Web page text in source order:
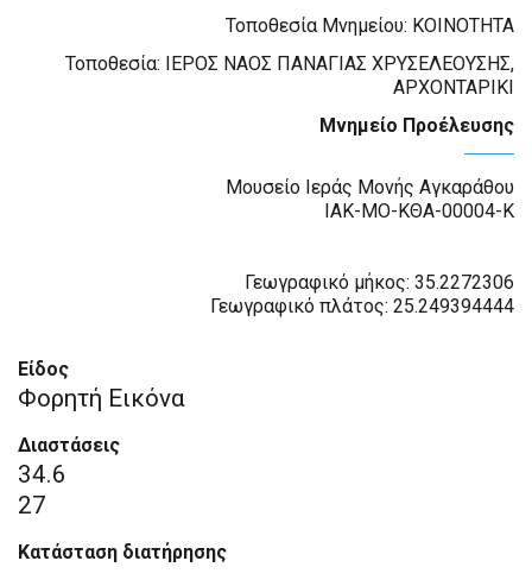
Τοποθεσία Μνημείου: ΚΟΙΝΟΤΗΤΑ
Τοποθεσία: ΙΕΡΟΣ ΝΑΟΣ ΠΑΝΑΓΙΑΣ ΧΡΥΣΕΛΕΟΥΣHΣ,
ΑΡΧΟΝΤΑΡΙΚΙ
Μνημείο Προέλευσης
Μουσείο Ιεράς Μονής Αγκαράθου
ΙΑΚ-ΜΟ-ΚΘΑ-00004-Κ
Γεωγραφικό μήκος: 35.2272306
Γεωγραφικό πλάτος: 25.249394444
Είδος
Φορητή Εικόνα
Διαστάσεις
34.6
27
Κατάσταση διατήρησης